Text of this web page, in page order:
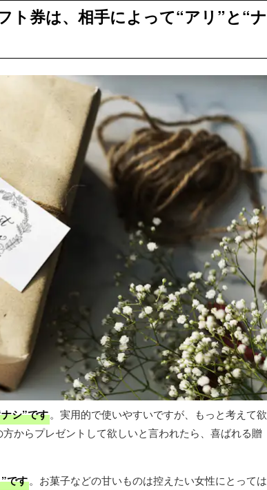
ト券は、相手によって“アリ”と“ナ
シ”です。実用的で使いやすいですが、もっと考えて欲
からプレゼントして欲しいと言われたら、喜ばれる贈
です。お菓子などの甘いものは控えたい女性にとっては